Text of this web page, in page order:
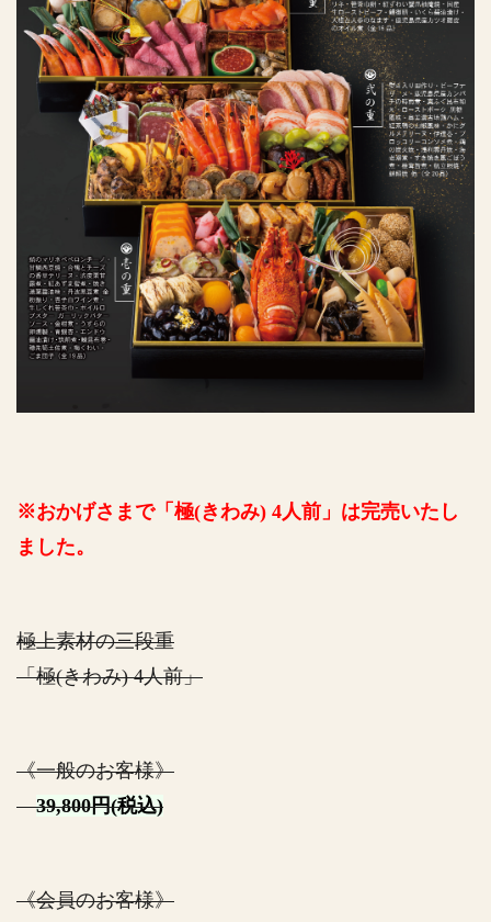
※おかげさまで「極(きわみ) 4人前」は完売いたし
ました。
極上素材の三段重
「極(きわみ) 4人前」
《一般のお客様》
39,800円(税込)
《会員のお客様》